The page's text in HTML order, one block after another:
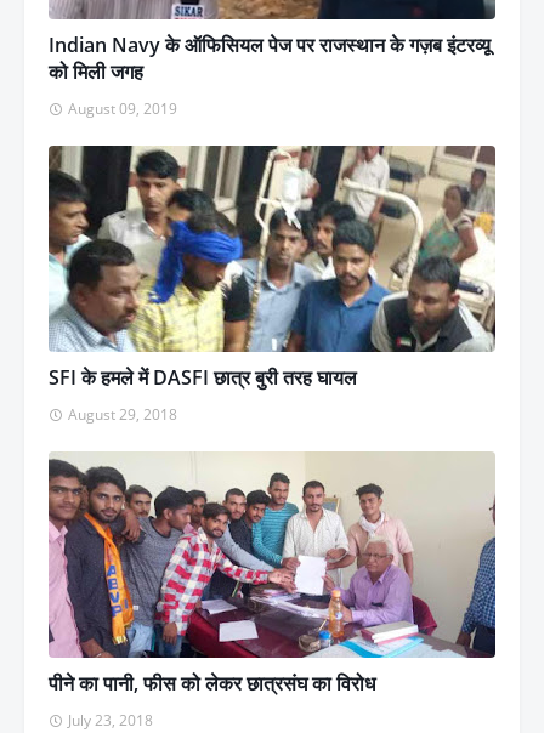
Indian Navy के ऑफिसियल पेज पर राजस्थान के गज़ब इंटरव्यू
को मिली जगह
August 09, 2019
SFI के हमले में DASFI छात्र बुरी तरह घायल
August 29, 2018
पीने का पानी, फीस को लेकर छात्रसंघ का विरोध
July 23, 2018